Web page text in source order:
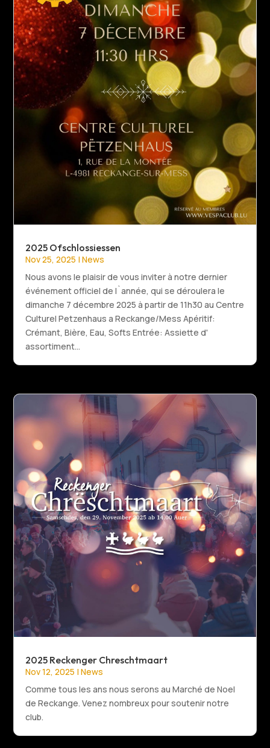
2025 Ofschlossiessen
Nov 25, 2025 |News
Nous avons le plaisir de vous inviter à notre dernier
événement officiel de l`année, qui se déroulera le
dimanche 7 décembre 2025 à partir de 11h30 au Centre
Culturel Petzenhaus a Reckange/Mess Apéritif:
Crémant, Bière, Eau, Softs Entrée: Assiette d'
assortiment...
2025 Reckenger Chreschtmaart
Nov 12, 2025 |News
Comme tous les ans nous serons au Marché de Noel
de Reckange. Venez nombreux pour soutenir notre
club.